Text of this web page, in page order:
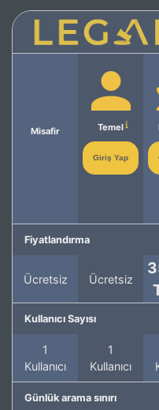
Misafir Temel
Giriş Yap
Fiyatlandırma
Ücretsiz Ücretsiz
Kullanıcı Sayısı
1
Kullanıcı
1
Kullanıcı
Günlük arama sınırı